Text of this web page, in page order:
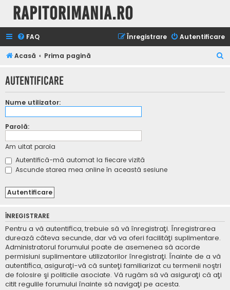
Rapitorimania.ro
FAQ Autentificare
Înregistrare
Acasă Prima pagină
t
Autentificare
Nume utilizator:
Parolă:
Am uitat parola
Autentifică-mă automat la fiecare vizită
Ascunde starea mea online în această sesiune
ÎNREGISTRARE
Pentru a vă autentifica, trebuie să vă înregistraţi. Înregistrarea
durează câteva secunde, dar vă va oferi facilităţi suplimentare.
Administratorul forumului poate de asemenea să acorde
permisiuni suplimentare utilizatorilor înregistraţi. Înainte de a vă
autentifica, asiguraţi-vă că sunteţi familiarizat cu termenii noştri
de folosire şi politicile asociate. Vă rugăm să vă asiguraţi că aţi
citit regulile forumului înainte să navigaţi pe acesta.